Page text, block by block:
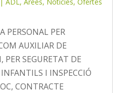
PERSONAL PER
AUXILIAR DE
PER SEGURETAT DE
I INSPECCIÓ
CONTRACTE